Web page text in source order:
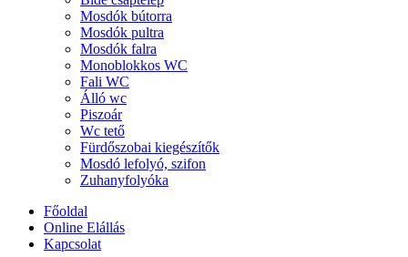
Mosdók bútorra
Mosdók pultra
Mosdók falra
Monoblokkos WC
Fali WC
Álló wc
Piszoár
Wc tető
Fürdőszobai kiegészítők
Mosdó lefolyó, szifon
Zuhanyfolyóka
Főoldal
Online Elállás
Kapcsolat